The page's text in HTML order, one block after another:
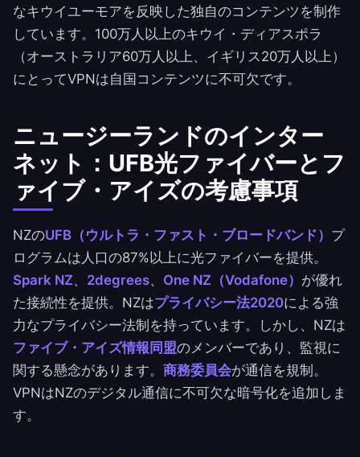
なキウイユーモアを反映した独自のコンテンツを制作
しています。100万人以上のキウイ・ディアスポラ
（オーストラリア60万人以上、イギリス20万人以上）
にとってVPNは自国コンテンツに不可欠です。
ニュージーランドのインター
ネット：UFB光ファイバーとフ
ァイブ・アイズの考慮事項
NZのUFB（ウルトラ・ファスト・ブロードバンド） プ
ログラムは人口の87%以上に光ファイバーを提供。
Spark NZ、 2degrees、 One NZ（Vodafone） が優れ
た接続性を提供。NZはプライバシー法2020による強
力なプライバシー法制を持っています。しかし、NZは
ファイブ・アイズ情報同盟のメンバーであり、監視に
関する懸念があります。 商務委員会が通信を規制。
VPNはNZのデジタル通信に不可欠な暗号化を追加しま
す。